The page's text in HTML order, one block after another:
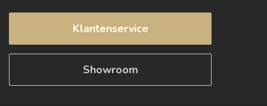
Klantenservice
Showroom